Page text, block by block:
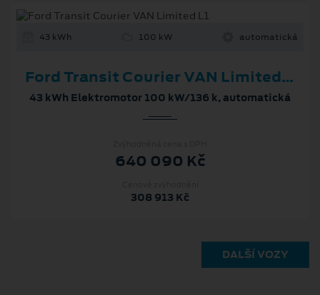
43 kWh 100 kW automatická
Ford Transit Courier VAN Limited L1
43 kWh Elektromotor 100 kW/136 k, automatická
640 090 Kč
308 913 Kč
DALŠÍ VOZY